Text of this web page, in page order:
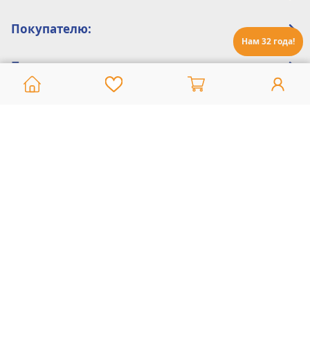
Нам 32 года!
Покупателю:
Помощь: